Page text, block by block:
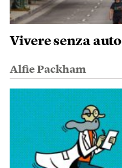
Vivere senza auto
Alfie Packham